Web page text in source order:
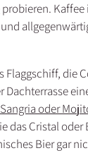
probieren. Kaffee
Flaggschiff, die
Dachterrasse
oder
das Cristal
Bier gar